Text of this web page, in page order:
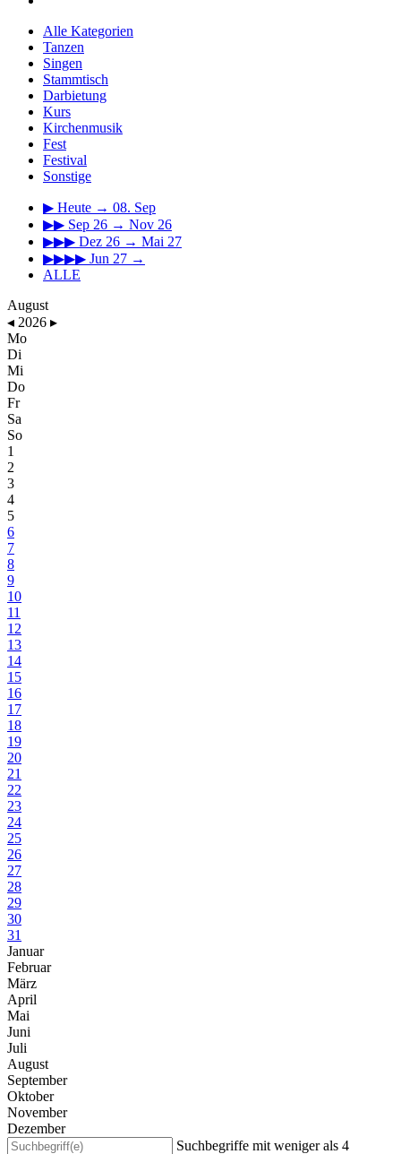
Alle Kategorien
Tanzen
Singen
Stammtisch
Darbietung
Kurs
Kirchenmusik
Fest
Festival
Sonstige
▶ Heute → 08. Sep
▶▶ Sep 26 → Nov 26
▶▶▶ Dez 26 → Mai 27
▶▶▶▶ Jun 27 →
ALLE
August
◂ 2026 ▸
Mo
Di
Mi
Do
Fr
Sa
So
1
2
3
4
5
6
7
8
9
10
11
12
13
14
15
16
17
18
19
20
21
22
23
24
25
26
27
28
29
30
31
Januar
Februar
März
April
Mai
Juni
Juli
August
September
Oktober
November
Dezember
Suchbegriffe mit weniger als 4